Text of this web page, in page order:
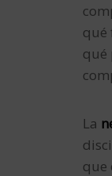
qué
qué
La
que